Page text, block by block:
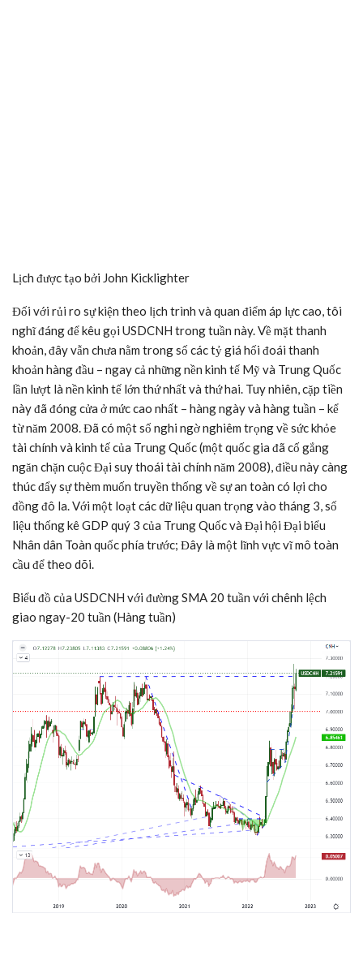
Lịch được tạo bởi John Kicklighter
Đối với rủi ro sự kiện theo lịch trình và quan điểm áp lực cao, tôi
nghĩ đáng để kêu gọi USDCNH trong tuần này. Về mặt thanh
khoản, đây vẫn chưa nằm trong số các tỷ giá hối đoái thanh
khoản hàng đầu – ngay cả những nền kinh tế Mỹ và Trung Quốc
lần lượt là nền kinh tế lớn thứ nhất và thứ hai. Tuy nhiên, cặp tiền
này đã đóng cửa ở mức cao nhất – hàng ngày và hàng tuần – kể
từ năm 2008. Đã có một số nghi ngờ nghiêm trọng về sức khỏe
tài chính và kinh tế của Trung Quốc (một quốc gia đã cố gắng
ngăn chặn cuộc Đại suy thoái tài chính năm 2008), điều này càng
thúc đẩy sự thèm muốn truyền thống về sự an toàn có lợi cho
đồng đô la. Với một loạt các dữ liệu quan trọng vào tháng 3, số
liệu thống kê GDP quý 3 của Trung Quốc và Đại hội Đại biểu
Nhân dân Toàn quốc phía trước; Đây là một lĩnh vực vĩ mô toàn
cầu để theo dõi.
Biểu đồ của USDCNH với đường SMA 20 tuần với chênh lệch
giao ngay-20 tuần (Hàng tuần)